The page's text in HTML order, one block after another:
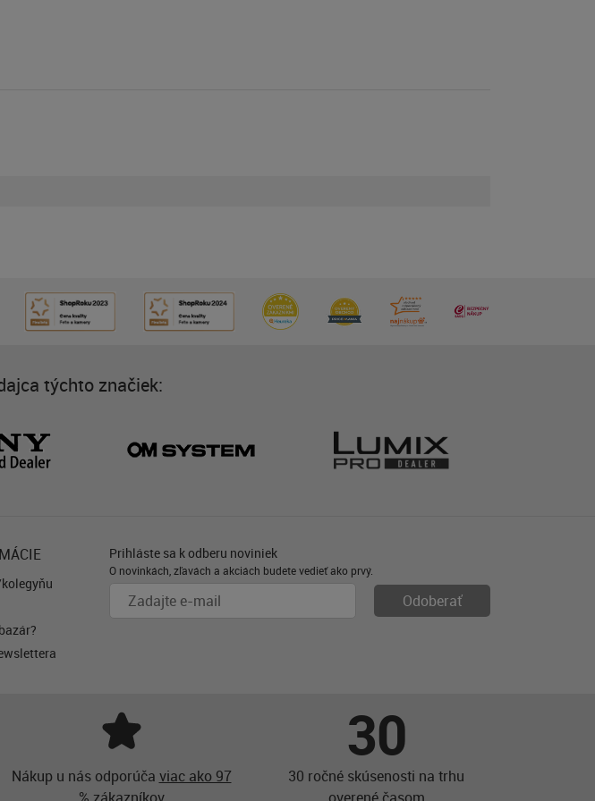
týchto značiek:
Prihláste sa k odberu noviniek
O novinkách, zľavách a akciách budete vedieť ako prvý.
Nákup u nás odporúča viac ako 97
30
30 ročné skúsenosti na trhu